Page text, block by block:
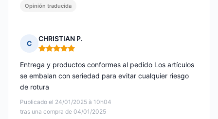
Opinión traducida
C
CHRISTIAN P.
Nota: 5 de 5
Publicado el 24/01/2025 à 10h04
tras una compra de 04/01/2025
Entrega y productos conformes al pedido Los artículos
se embalan con seriedad para evitar cualquier riesgo
de rotura